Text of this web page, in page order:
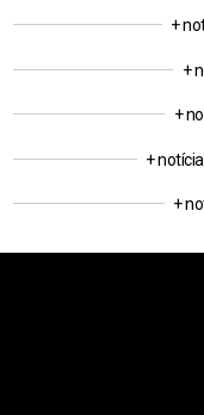
+
+
+
+
+